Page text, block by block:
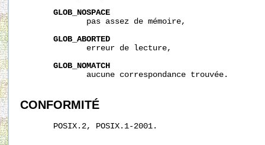
GLOB_NOSPACE
              pas assez de mémoire,
GLOB_ABORTED
              erreur de lecture,
GLOB_NOMATCH
              aucune correspondance trouvée.
CONFORMITÉ
       POSIX.2, POSIX.1-2001.